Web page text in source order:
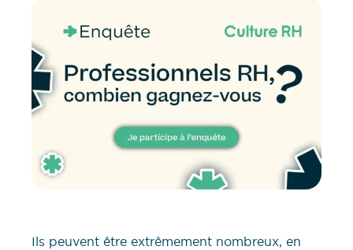
Ils peuvent être extrêmement nombreux, en